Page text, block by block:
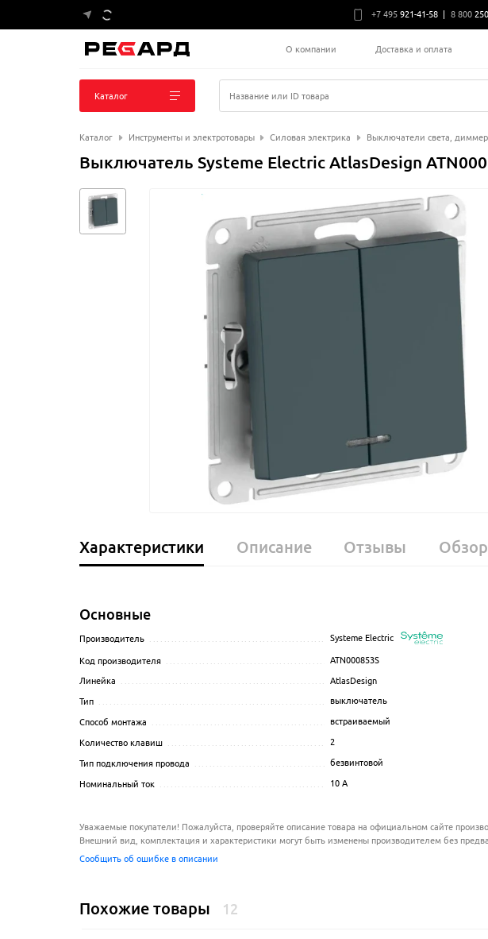
+7 495 921-41-58 8 800
О компании Доставка и оплата
Каталог Название или ID товара
Каталог Инструменты и электротовары Силовая электрика Выключатели света,
Выключатель Systeme Electric AtlasDesign
Характеристики Описание Отзывы
Основные
Производитель Systeme Electric
Код производителя ATN000853S
Линейка AtlasDesign
Тип выключатель
Способ монтажа встраиваемый
Количество клавиш 2
Тип подключения провода безвинтовой
Номинальный ток 10A
Уважаемые покупатели! Пожалуйста, проверяйте описание товара на официальном сайте
Внешний вид, комплектация и характеристики могут быть изменены производителем без
Сообщить об ошибке в описании
Похожие товары 12